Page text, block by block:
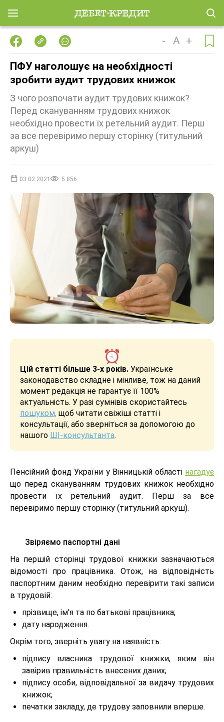
- A +
ПФУ наголошує на необхідності
зробити аудит трудових книжок
З чого розпочати аудит трудових книжок?
Перед скануванням трудових книжок
необхідно провести їх ретельний аудит. Перш
за все перевіримо першу сторінку (титульний
аркуш)
03.02.2021 5 856
Цій статті більше 3-х років. Українське
законодавство складне і мінливе, тож на даний
момент редакція не гарантує її 100%
актуальність. У разі сумнівів скористайтесь
пошуком, щоб читати свіжіші статті і
консультації, або зверніться за допомогою до
нашого ШІ-консультанта.
Пенсійний фонд України у Вінницькій області нагадує
що перед скануванням трудових книжок необхідно
провести їх ретельний аудит. Перш за все
перевіримо першу сторінку (титульний аркуш).
Звіряємо паспортні дані
На першій сторінці трудової книжки зазначаються
відомості про працівника. Отож, на відповідність
паспортним даним необхідно перевірити такі записи
в трудовій:
прізвище, ім’я та по батькові працівника;
дату народження.
Окрім того, зверніть увагу на наявність:
підпису власника трудової книжки, яким він
завірив правильність внесених даних;
підпису особи, відповідальної за видачу трудових
книжок;
печатки закладу, де трудову заповнили вперше.